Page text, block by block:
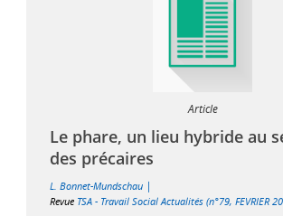
Article
Le phare, un lieu hybride au
des précaires
L. Bonnet-Mundschau |
Revue TSA - Travail Social Actualités (n°79, FEVRIER